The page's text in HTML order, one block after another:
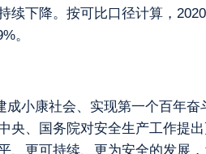
续下降。按可比口径计算，
。
成小康社会、实现第一个百年
央、国务院对安全生产工作提
、更可持续、更为安全的发展